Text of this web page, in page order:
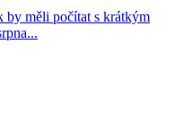
by měli počítat s krátkým